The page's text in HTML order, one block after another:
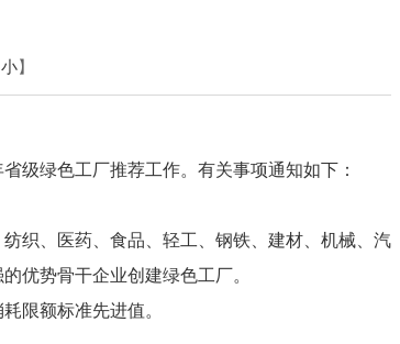
小】
级绿色工厂推荐工作。有关事项通知如下：
织、医药、食品、轻工、钢铁、建材、机械、汽
优势骨干企业创建绿色工厂。
限额标准先进值。